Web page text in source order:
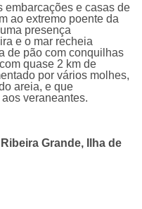
embarcações e casas de
ao extremo poente da
presença
e o mar recheia
de pão com conquilhas
quase 2 km de
por vários molhes,
areia, e que
veraneantes.
Grande, Ilha de